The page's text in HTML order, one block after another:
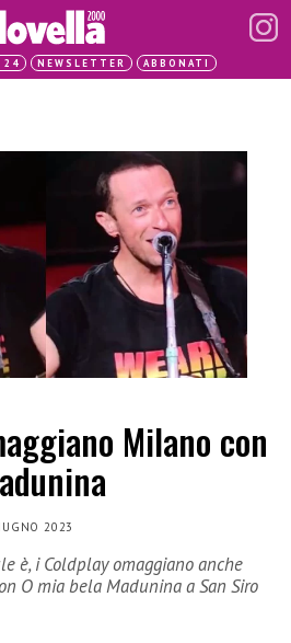
24 NEWSLETTER ABBONATI
Milano con
2023
è, i Coldplay omaggiano anche
O mia bela Madunina a San Siro